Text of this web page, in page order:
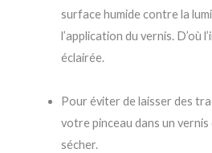
surface humide contre la
l’application du vernis. D’où
éclairée.
Pour éviter de laisser des
votre pinceau dans un vernis
sécher.